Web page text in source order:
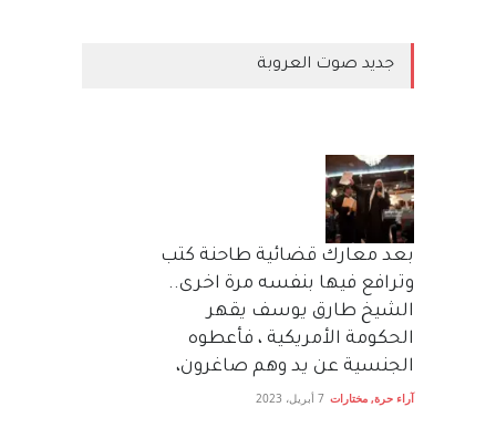
جديد صوت العروبة
بعد معارك قضائية طاحنة كتب
وترافع فيها بنفسه مرة اخرى..
الشيخ طارق يوسف يقهر
الحكومة الأمريكية ، فأعطوه
الجنسية عن يد وهم صاغرون،
آراء حرة, مختارات 7 أبريل، 2023